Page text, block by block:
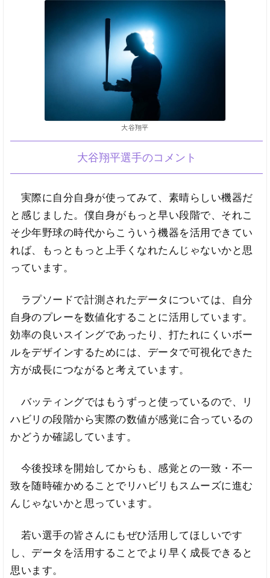
大谷翔平
大谷翔平選手のコメント
実際に自分自身が使ってみて、素晴らしい機器だ
と感じました。僕自身がもっと早い段階で、それこ
そ少年野球の時代からこういう機器を活用できてい
れば、もっともっと上手くなれたんじゃないかと思
っています。
ラプソードで計測されたデータについては、自分
自身のプレーを数値化することに活用しています。
効率の良いスイングであったり、打たれにくいボー
ルをデザインするためには、データで可視化できた
方が成長につながると考えています。
バッティングではもうずっと使っているので、リ
ハビリの段階から実際の数値が感覚に合っているの
かどうか確認しています。
今後投球を開始してからも、感覚との一致・不一
致を随時確かめることでリハビリもスムーズに進む
んじゃないかと思っています。
若い選手の皆さんにもぜひ活用してほしいです
し、データを活用することでより早く成長できると
思います。